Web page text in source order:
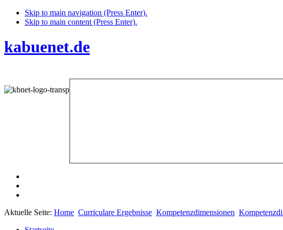
Skip to main navigation (Press Enter).
Skip to main content (Press Enter).
kabuenet.de
Aktuelle Seite: Home Curriculare Ergebnisse Kompetenzdimensionen